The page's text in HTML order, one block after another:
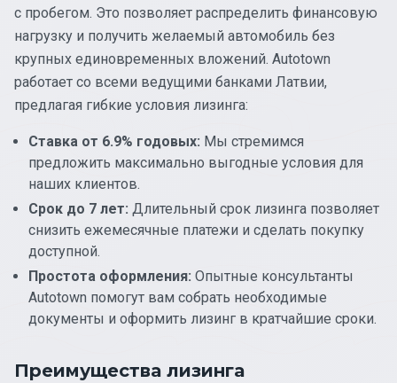
с пробегом. Это позволяет распределить финансовую
нагрузку и получить желаемый автомобиль без
крупных единовременных вложений. Autotown
работает со всеми ведущими банками Латвии,
предлагая гибкие условия лизинга:
Ставка от 6.9% годовых: Мы стремимся
предложить максимально выгодные условия для
наших клиентов.
Срок до 7 лет: Длительный срок лизинга позволяет
снизить ежемесячные платежи и сделать покупку
доступной.
Простота оформления: Опытные консультанты
Autotown помогут вам собрать необходимые
документы и оформить лизинг в кратчайшие сроки.
Преимущества лизинга